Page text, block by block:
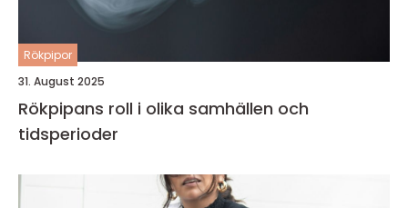
Rökpipor
31. August 2025
Rökpipans roll i olika samhällen och
tidsperioder